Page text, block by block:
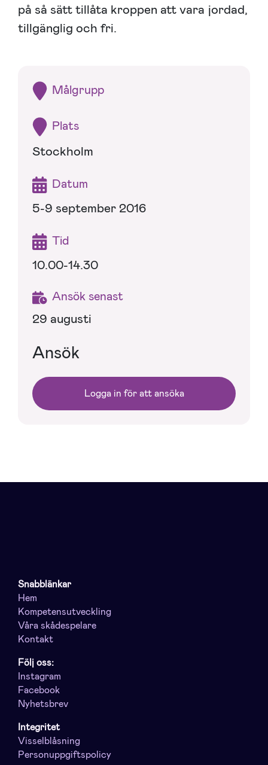
på så sätt tillåta kroppen att vara jordad,
tillgänglig och fri.
Målgrupp
Plats
Stockholm
Datum
5-9 september 2016
Tid
10.00-14.30
Ansök senast
29 augusti
Ansök
Logga in för att ansöka
Snabblänkar
Hem
Kompetensutveckling
Våra skådespelare
Kontakt
Följ oss:
Instagram
Facebook
Nyhetsbrev
Integritet
Visselblåsning
Personuppgiftspolicy